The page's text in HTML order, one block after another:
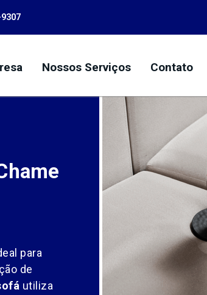
Nossos Serviços Contato
para
de
utiliza